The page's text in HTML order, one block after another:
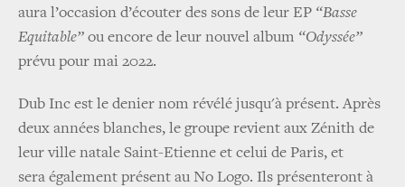
aura l’occasion d’écouter des sons de leur EP “Basse
Equitable” ou encore de leur nouvel album “Odyssée”
prévu pour mai 2022.
Dub Inc est le denier nom révélé jusqu'à présent. Après
deux années blanches, le groupe revient aux Zénith de
leur ville natale Saint-Etienne et celui de Paris, et
sera également présent au No Logo. Ils présenteront à